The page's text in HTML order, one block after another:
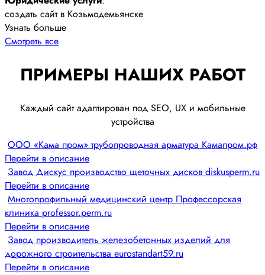
создать сайт в Козьмодемьянске
Узнать больше
Смотреть все
ПРИМЕРЫ НАШИХ РАБОТ
Каждый сайт адаптирован под SEO, UX и мобильные
устройства
ООО «Кама пром» трубопроводная арматура Камапром.рф
Перейти в описание
Завод Дискус производство щеточных дисков diskusperm.ru
Перейти в описание
Многопрофильный медицинский центр Профессорская
клиника professor.perm.ru
Перейти в описание
Завод производитель железобетонных изделий для
дорожного строительства eurostandart59.ru
Перейти в описание